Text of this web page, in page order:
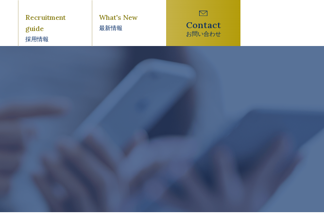
Recruitment
guide
採用情報
What's New
最新情報 Contact
お問い合わせ